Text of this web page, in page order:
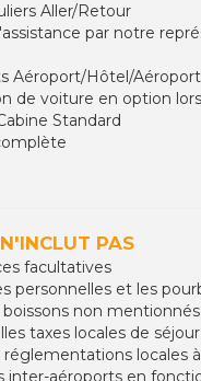
Aller/Retour
par notre
Aéroport/Hôtel/
de voiture en option
Standard
PAS
facultatives
personnelles et les
boissons non mentionnés
taxes locales de
locales
inter-aéroports en